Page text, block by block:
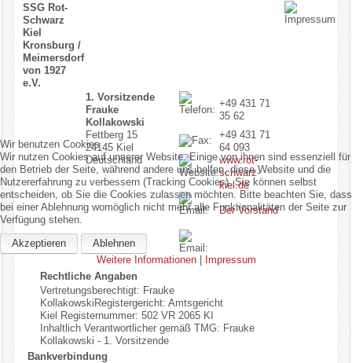
Events
Gastronomie
SSG Rot-
Schwarz
Kiel
Kronsburg /
Meimersdorf
von 1927
e.V.
1. Vorsitzende
Frauke
Kollakowski
Fettberg 15
24145 Kiel
Deutschland
+49 431 71
35 62
+49 431 71
64 093
www.rot-
schwarz-
kiel.de
Der Vorstand
Rechtliche Angaben
Vertretungsberechtigt: Frauke
KollakowskiRegistergericht: Amtsgericht
Kiel Registernummer: 502 VR 2065 KI
Inhaltlich Verantwortlicher gemäß TMG: Frauke
Kollakowski - 1. Vorsitzende
Bankverbindung
Wir benutzen Cookies
Wir nutzen Cookies auf unserer Website. Einige von ihnen sind essenziell für
den Betrieb der Seite, während andere uns helfen, diese Website und die
Nutzererfahrung zu verbessern (Tracking Cookies). Sie können selbst
entscheiden, ob Sie die Cookies zulassen möchten. Bitte beachten Sie, dass
bei einer Ablehnung womöglich nicht mehr alle Funktionalitäten der Seite zur
Verfügung stehen.
Akzeptieren
Ablehnen
Weitere Informationen| Impressum